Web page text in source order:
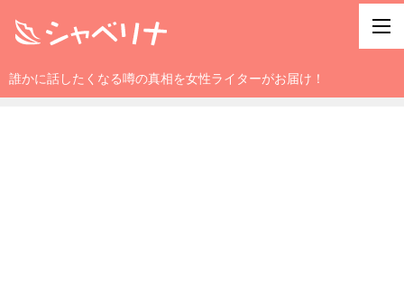
誰かに話したくなる噂の真相を女性ライターがお届け！